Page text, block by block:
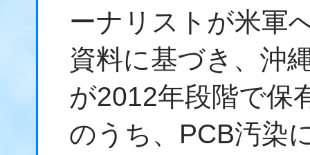
ーナリストが米軍
資料に基づき、沖
が2012年段階で保
のうち、PCB汚染